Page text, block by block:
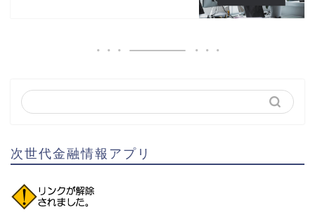
次世代金融情報アプリ